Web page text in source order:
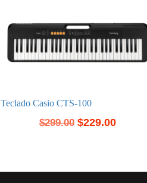
Teclado Casio CTS-100
$299.00 $229.00